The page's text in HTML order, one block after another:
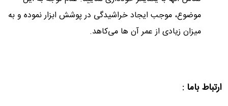
موضوع، موجب ایجاد خراشیدگی در پوشش ابزار نموده و به
میزان زیادی از عمر آن ها می‌کاهد.
ارتباط باما :